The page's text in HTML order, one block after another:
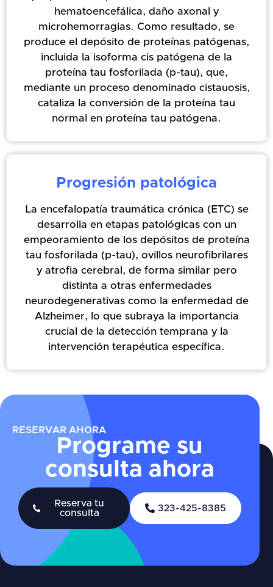
hematoencefálica, daño axonal y
microhemorragias. Como resultado, se
produce el depósito de proteínas patógenas,
incluida la isoforma cis patógena de la
proteína tau fosforilada (p-tau), que,
mediante un proceso denominado cistauosis,
cataliza la conversión de la proteína tau
normal en proteína tau patógena.
Progresión patológica
La encefalopatía traumática crónica (ETC) se
desarrolla en etapas patológicas con un
empeoramiento de los depósitos de proteína
tau fosforilada (p-tau), ovillos neurofibrilares
y atrofia cerebral, de forma similar pero
distinta a otras enfermedades
neurodegenerativas como la enfermedad de
Alzheimer, lo que subraya la importancia
crucial de la detección temprana y la
intervención terapéutica específica.
RESERVAR AHORA
Programe su
consulta ahora
Reserva tu
consulta
323-425-8385